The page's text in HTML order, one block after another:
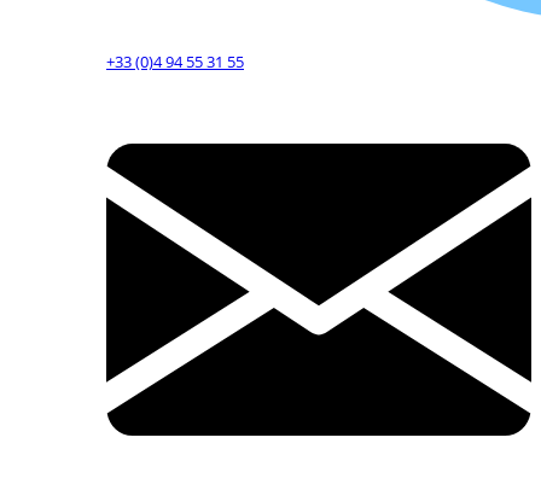
+33 (0)4 94 55 31 55